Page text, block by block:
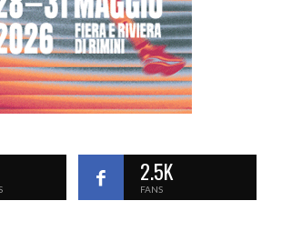
2.5K
FANS